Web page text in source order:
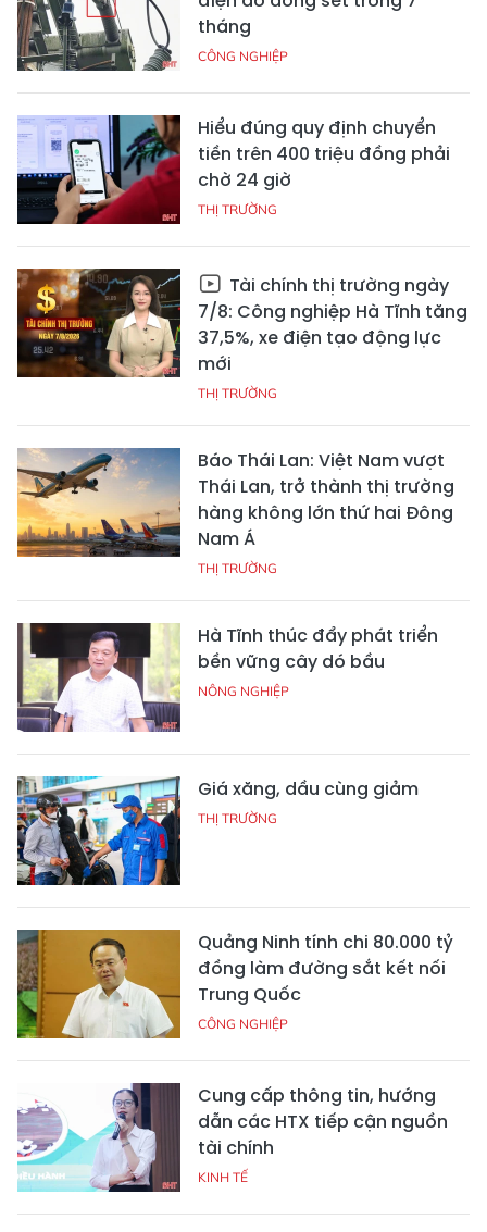
tháng
CÔNG NGHIỆP
Hiểu đúng quy định chuyển
tiền trên 400 triệu đồng phải
chờ 24 giờ
THỊ TRƯỜNG
Tài chính thị trường ngày
7/8: Công nghiệp Hà Tĩnh tăng
37,5%, xe điện tạo động lực
mới
THỊ TRƯỜNG
Báo Thái Lan: Việt Nam vượt
Thái Lan, trở thành thị trường
hàng không lớn thứ hai Đông
Nam Á
THỊ TRƯỜNG
Hà Tĩnh thúc đẩy phát triển
bền vững cây dó bầu
NÔNG NGHIỆP
Giá xăng, dầu cùng giảm
THỊ TRƯỜNG
Quảng Ninh tính chi 80.000 tỷ
đồng làm đường sắt kết nối
Trung Quốc
CÔNG NGHIỆP
Cung cấp thông tin, hướng
dẫn các HTX tiếp cận nguồn
tài chính
KINH TẾ